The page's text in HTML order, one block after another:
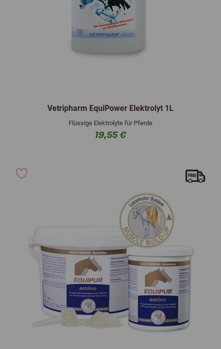
Vetripharm EquiPower Elektrolyt 1L
Flüssige Elektrolyte für Pferde
19,55 €